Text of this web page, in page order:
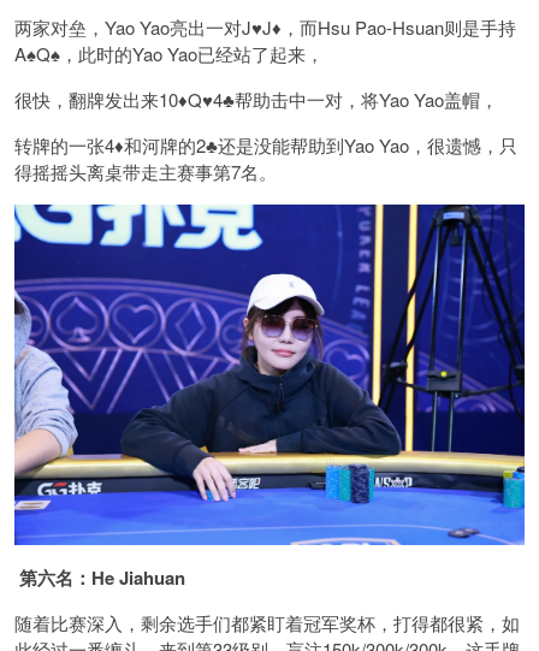
两家对垒，Yao Yao亮出一对J♥️J♦️，而Hsu Pao-Hsuan则是手持
A♠️Q♠️，此时的Yao Yao已经站了起来，
很快，翻牌发出来10♦️Q♥️4♣️帮助击中一对，将Yao Yao盖帽，
转牌的一张4♦️和河牌的2♣️还是没能帮助到Yao Yao，很遗憾，只
得摇摇头离桌带走主赛事第7名。
第六名：He Jiahuan
随着比赛深入，剩余选手们都紧盯着冠军奖杯，打得都很紧，如